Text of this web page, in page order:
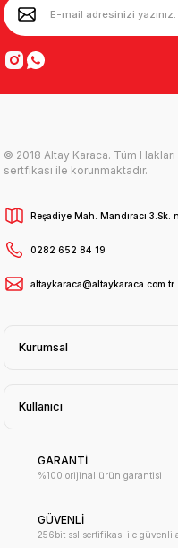
© 2018 Altay Karaca. Tüm
sertfikası ile korunmaktadır.
Reşadiye Mah. Mandıracı 3.Sk.
0282 652 84 19
altaykaraca@altaykaraca.com.tr
Kurumsal
Kullanıcı
GARANTİ
%100 orijinal ürün garantisi
GÜVENLİ
256bit ssl sertifikası ile güvenli